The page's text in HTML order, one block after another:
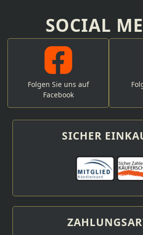
SOCIAL
Folgen Sie uns auf
Facebook
SICHER